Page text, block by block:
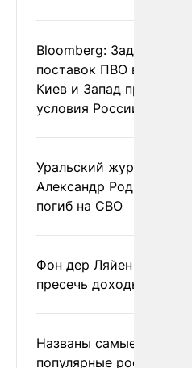
Bloomberg: Задержка
поставок ПВО вынудит
Киев и Запад принять
условия России
Уральский журналист
Александр Родионов
погиб на СВО
Фон дер Ляйен
пресечь доходы России
Названы самые
популярные российские